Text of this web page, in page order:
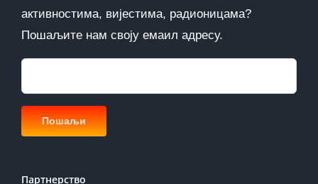
активностима, вијестима, радионицама?
Пошаљите нам своју емаил адресу.
Партнерство